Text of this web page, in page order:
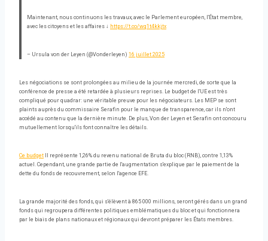
Maintenant, nous continuons les travaux, avec le Parlement européen, l'État membre,
avec les citoyens et les affaires ↓ https://t.co/wq1t4kkjtx
– Ursula von der Leyen (@Vonderleyen) 16 juillet 2025
Les négociations se sont prolongées au milieu de la journée mercredi, de sorte que la
conférence de presse a été retardée à plusieurs reprises. Le budget de l'UE est très
compliqué pour quadrar: une véritable preuve pour les négociateurs. Les MEP se sont
plaints auprès du commissaire Serafin pour le manque de transparence, car ils n'ont
accédé au contenu que la dernière minute. De plus, Von der Leyen et Serafin ont concouru
mutuellement lorsqu'ils font connaître les détails.
Ce budget Il représente 1,26% du revenu national de Bruta du bloc (RNB), contre 1,13%
actuel. Cependant, une grande partie de l'augmentation s'explique par le paiement de la
dette du fonds de recouvrement, selon l'agence EFE.
La grande majorité des fonds, qui s'élèvent à 865 000 millions, seront gérés dans un grand
fonds qui regroupera différentes politiques emblématiques du bloc et qui fonctionnera
par le biais de plans nationaux et régionaux qui devront préparer les États membres.